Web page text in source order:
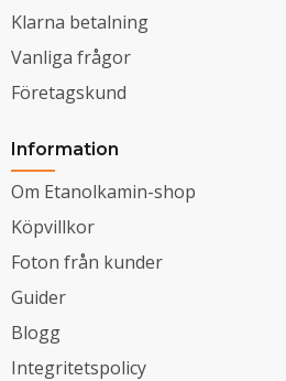
Klarna betalning
Vanliga frågor
Företagskund
Information
Om Etanolkamin-shop
Köpvillkor
Foton från kunder
Guider
Blogg
Integritetspolicy